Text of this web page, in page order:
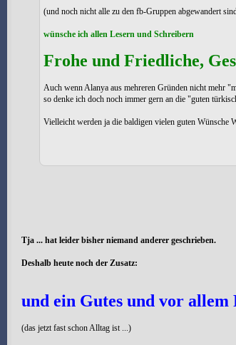
(und noch nicht alle zu den fb-Gruppen abgewandert
wünsche ich allen Lesern und Schreibern
Frohe und Friedliche,
Auch wenn Alanya aus mehreren Gründen nicht mehr
so denke ich doch noch immer gern an die "guten
Vielleicht werden ja die baldigen vielen guten Wünsche
Tja ... hat leider bisher niemand anderer geschrieben.
Deshalb heute noch der Zusatz:
und ein Gutes und vor allem
(das jetzt fast schon Alltag ist ...)